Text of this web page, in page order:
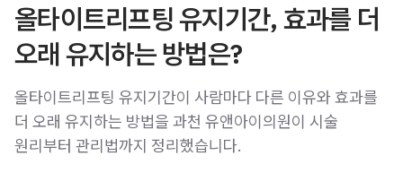
올타이트리프팅 유지기간, 효과를 더
오래 유지하는 방법은?
올타이트리프팅 유지기간이 사람마다 다른 이유와 효과를
더 오래 유지하는 방법을 과천 유앤아이의원이 시술
원리부터 관리법까지 정리했습니다.